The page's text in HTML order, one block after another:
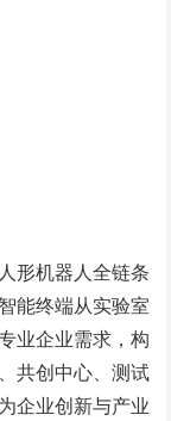
形机器人全链条
能终端从实验室
业企业需求，构
共创中心、测试
企业创新与产业